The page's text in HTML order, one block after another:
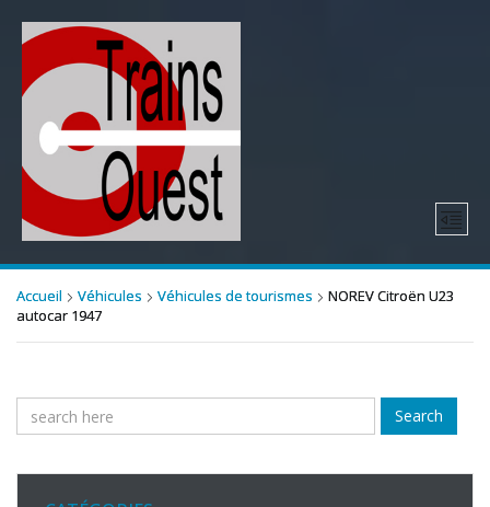
Accueil Véhicules Véhicules de tourismes
NOREV Citroën U23
autocar 1947
Search